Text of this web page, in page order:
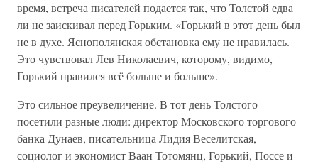
время, встреча писателей подается так, что Толстой едва
ли не заискивал перед Горьким. «Горький в этот день был
не в духе. Яснополянская обстановка ему не нравилась.
Это чувствовал Лев Николаевич, которому, видимо,
Горький нравился всё больше и больше».
Это сильное преувеличение. В тот день Толстого
посетили разные люди: директор Московского торгового
банка Дунаев, писательница Лидия Веселитская,
социолог и экономист Ваан Тотомянц, Горький, Поссе и